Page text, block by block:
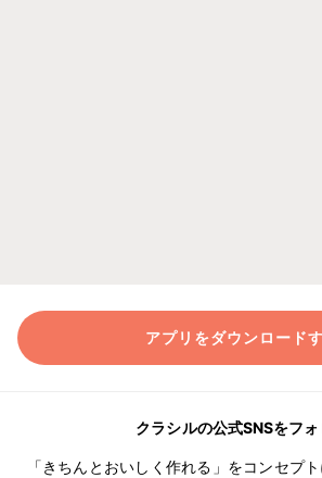
アプリをダウンロード
クラシルの公式SNSをフ
「きちんとおいしく作れる」をコンセプ